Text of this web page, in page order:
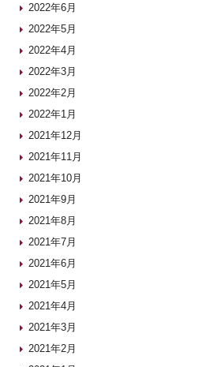
2022年6月
2022年5月
2022年4月
2022年3月
2022年2月
2022年1月
2021年12月
2021年11月
2021年10月
2021年9月
2021年8月
2021年7月
2021年6月
2021年5月
2021年4月
2021年3月
2021年2月